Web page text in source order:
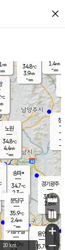
close
용인
35.7℃
경기광주
33.4℃
2.8m/s
-mm
34.8℃
3.9m/s
-mm
창
-
-m/
-
1.4m/s
-mm
노원
34.8℃
4.4m/s
-mm
송파*
34.7℃
2.3m/s
-mm
℃
s
기흥구갈
35.0℃
분당구
35.9℃
2.4m/s
-mm
m/s
mm
+
−
20 km